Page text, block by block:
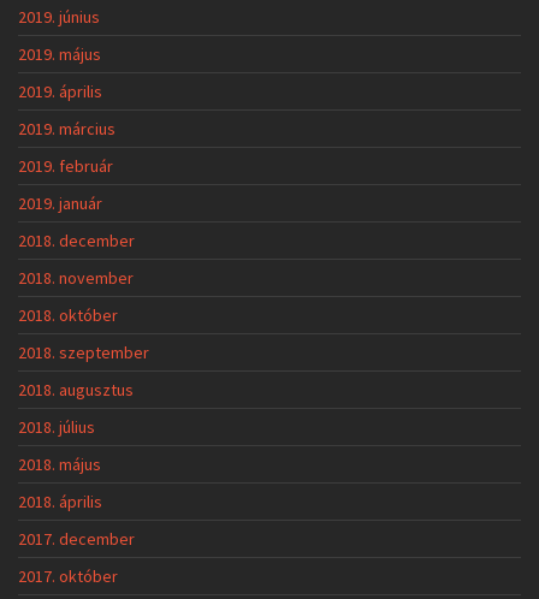
2019. június
2019. május
2019. április
2019. március
2019. február
2019. január
2018. december
2018. november
2018. október
2018. szeptember
2018. augusztus
2018. július
2018. május
2018. április
2017. december
2017. október